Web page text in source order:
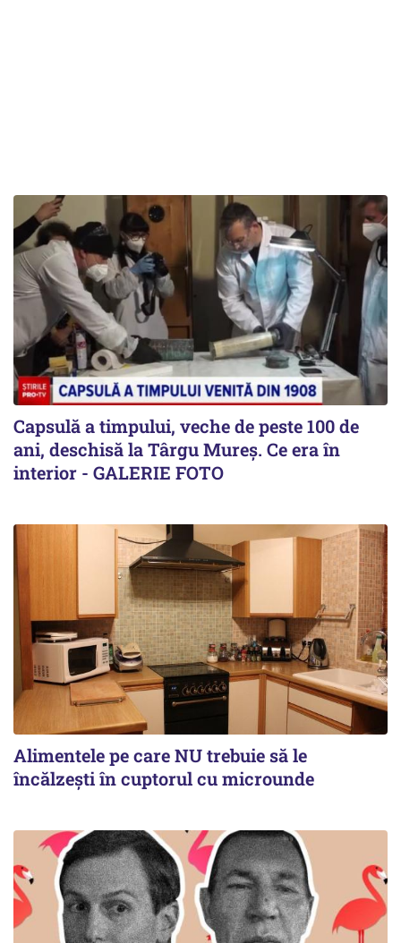
Capsulă a timpului, veche de peste 100 de
ani, deschisă la Târgu Mureș. Ce era în
interior - GALERIE FOTO
Alimentele pe care NU trebuie să le
încălzeşti în cuptorul cu microunde